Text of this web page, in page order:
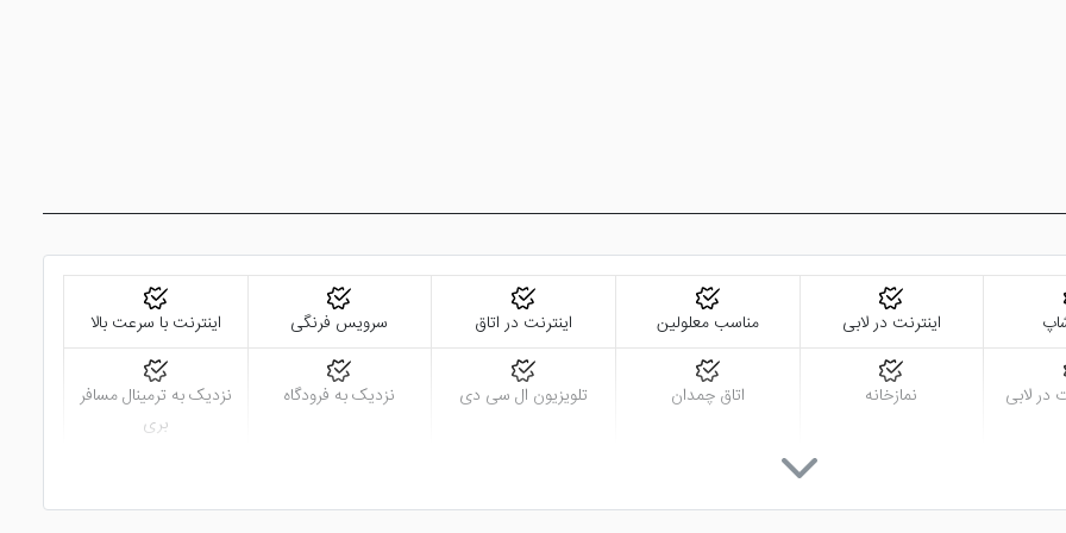
اینترنت در لابی مناسب معلولین اینترنت در اتاق سرویس فرنگی اینترنت با سرعت بالا
در لابی نمازخانه اتاق چمدان تلویزیون ال سی دی نزدیک به فرودگاه
نزدیک به ترمینال مسافر
بری